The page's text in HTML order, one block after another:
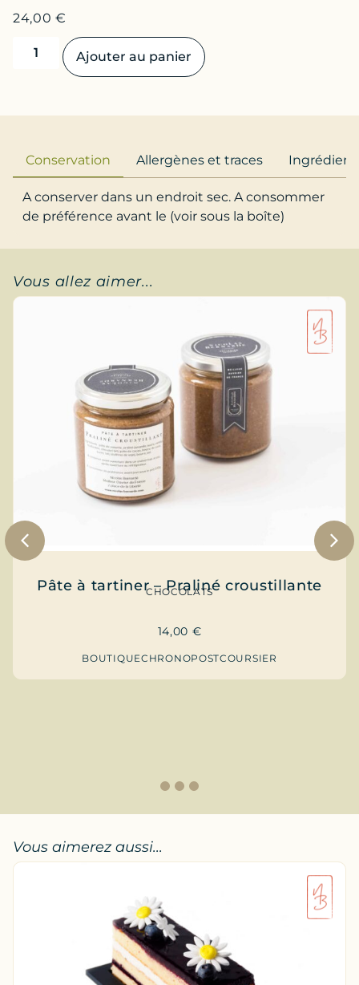
24,00€
Ajouter au panier
Conservation Allergènes et traces
A conserver dans un endroit sec. A consommer
de préférence avant le (voir sous la boîte)
Vous allez aimer...
Pâte à tartiner – Praliné croustillante
CHOCOLATS
14,00 €
BOUTIQUECHRONOPOSTCOURSIER
Vous aimerez aussi...